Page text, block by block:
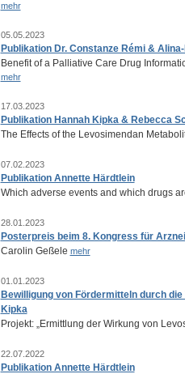
mehr
05.05.2023
Publikation Dr. Constanze Rémi &
Benefit of a Palliative Care Drug
mehr
17.03.2023
Publikation Hannah Kipka & Rebecca
The Effects of the Levosimendan
07.02.2023
Publikation Annette Härdtlein
Which adverse events and which drugs
28.01.2023
Posterpreis beim 8. Kongress für
Carolin Geßele mehr
01.01.2023
Bewilligung von Fördermitteln durch
Kipka
Projekt: „Ermittlung der Wirkung von
22.07.2022
Publikation Annette Härdtlein